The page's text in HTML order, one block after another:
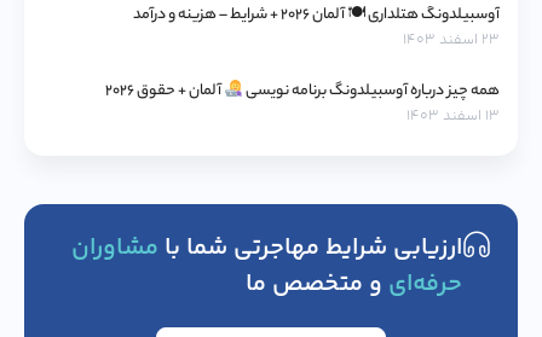
آوسبیلدونگ هتلداری 🍽 آلمان ۲۰۲۶ + شرایط – هزینه و درآمد
۲۳ اسفند ۱۴۰۳
همه چیز درباره آوسبیلدونگ برنامه نویسی آلمان + حقوق ۲۰۲۶
۱۳ اسفند ۱۴۰۳
ارزیابی شرایط مهاجرتی شما با مشاوران
حرفه‌ای و متخصص ما